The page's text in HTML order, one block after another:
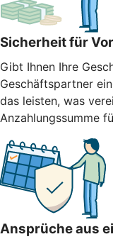
Sicherheit für
Gibt Ihnen Ihre
Geschäftspartner
das leisten, was
Anzahlungssumme
Ansprüche aus